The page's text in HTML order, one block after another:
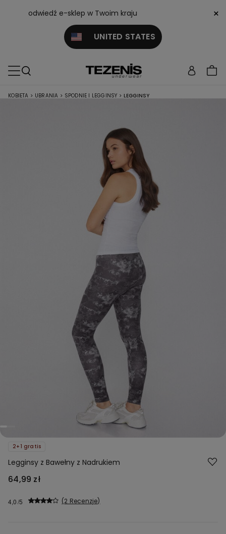
odwiedź e-sklep w Twoim kraju
UNITED STATES
×
KOBIETA > UBRANIA > SPODNIE I LEGGINSY > LEGGINSY
2+1 gratis
Legginsy z Bawełny z Nadrukiem
64,99 zł
4,0 2 Recenzje